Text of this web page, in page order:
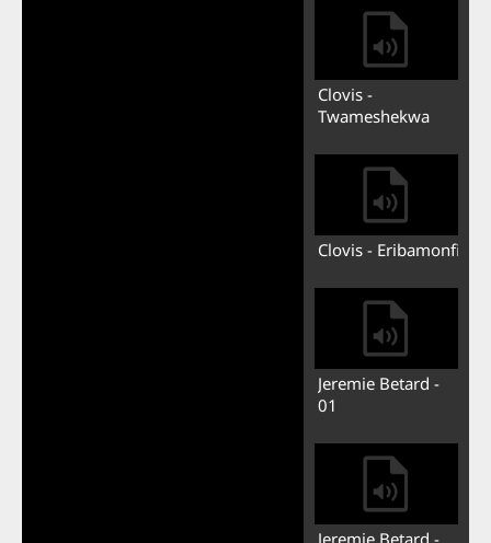
Clovis -
Twameshekwa
Clovis - Eribamonfi
Jeremie Betard -
01
Jeremie Betard -